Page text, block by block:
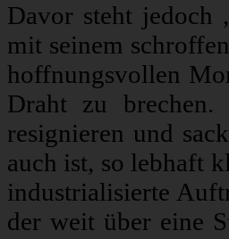
Davor steht jedoch
mit seinem
hoffnungsvollen
Draht zu
resignieren und
auch ist, so lebhaft
industrialisierte
der weit über eine